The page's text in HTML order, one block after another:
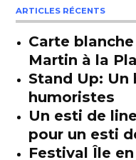
ARTICLES RÉCENTS
Carte
Martin à la
Stand Up:
humoristes
Un esti de
pour un esti
Festival Île